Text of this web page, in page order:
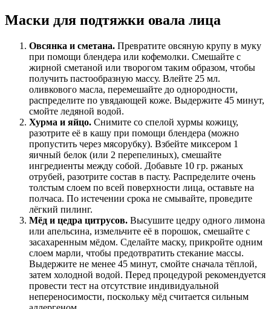
Маски для подтяжки овала лица
Овсянка и сметана. Превратите овсяную крупу в муку
при помощи блендера или кофемолки. Смешайте с
жирной сметаной или творогом таким образом, чтобы
получить пастообразную массу. Влейте 25 мл.
оливкового масла, перемешайте до однородности,
распределите по увядающей коже. Выдержите 45 минут,
смойте ледяной водой.
Хурма и яйцо. Снимите со спелой хурмы кожицу,
разотрите её в кашу при помощи блендера (можно
пропустить через мясорубку). Взбейте миксером 1
яичный белок (или 2 перепелиных), смешайте
ингредиенты между собой. Добавьте 10 гр. ржаных
отрубей, разотрите состав в пасту. Распределите очень
толстым слоем по всей поверхности лица, оставьте на
полчаса. По истечении срока не смывайте, проведите
лёгкий пилинг.
Мёд и цедра цитрусов. Высушите цедру одного лимона
или апельсина, измельчите её в порошок, смешайте с
засахаренным мёдом. Сделайте маску, прикройте одним
слоем марли, чтобы предотвратить стекание массы.
Выдержите не менее 45 минут, смойте сначала тёплой,
затем холодной водой. Перед процедурой рекомендуется
провести тест на отсутствие индивидуальной
непереносимости, поскольку мёд считается сильным